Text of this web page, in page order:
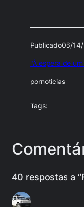
Publicado06/14/
"À espera de
pornoticias
Tags:
40 respostas a